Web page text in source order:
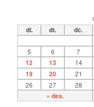
dl. dt. dc.
« des.
5
6 7
12 13 14
19 20 21
26
27 28